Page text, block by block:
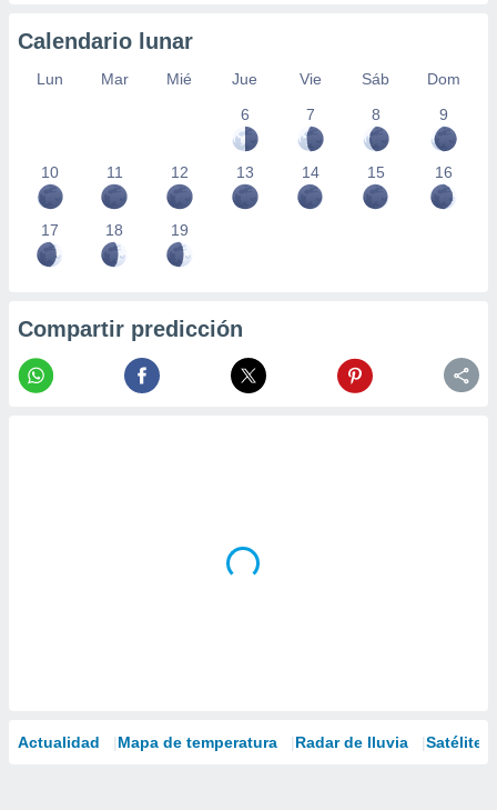
Calendario lunar
Lun Mar Mié Jue Vie Sáb
Dom
6
7 8 9
10 11 12 13 14 15 16
17 18 19
Compartir predicción
Actualidad Mapa de temperatura Radar de lluvia Satélites